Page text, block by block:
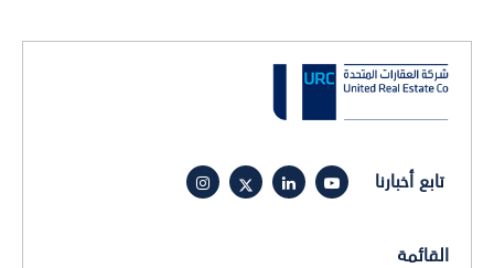
تابع أخبارنا
القائمة